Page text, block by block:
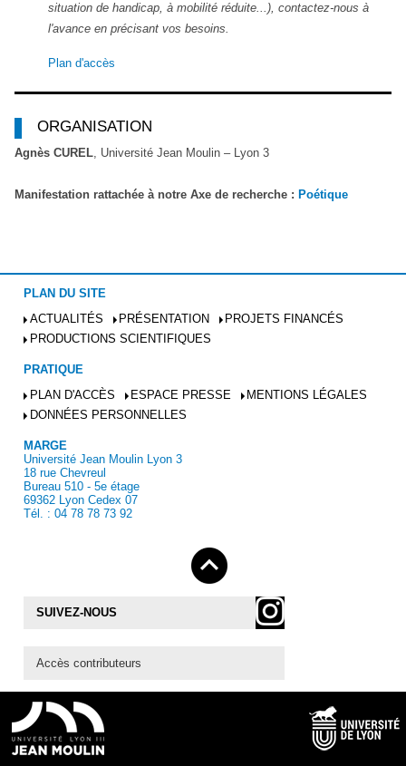
situation de handicap, à mobilité réduite...), contactez-nous à
l'avance en précisant vos besoins.
Plan d'accès
ORGANISATION
Agnès CUREL, Université Jean Moulin – Lyon 3
Manifestation rattachée à notre Axe de recherche : Poétique
PLAN DU SITE
ACTUALITÉS
PRÉSENTATION
PROJETS FINANCÉS
PRODUCTIONS SCIENTIFIQUES
PRATIQUE
PLAN D'ACCÈS
ESPACE PRESSE
MENTIONS LÉGALES
DONNÉES PERSONNELLES
MARGE
Université Jean Moulin Lyon 3
18 rue Chevreul
Bureau 510 - 5e étage
69362 Lyon Cedex 07
Tél. : 04 78 78 73 92
SUIVEZ-NOUS
Accès contributeurs